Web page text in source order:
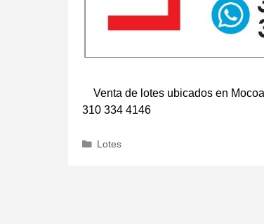
Venta de lotes ubicados en
310 334 4146
Categorías
Lotes